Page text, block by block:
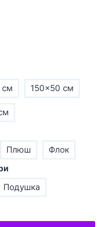
см 150x50 см
Плюш
Флок
Подушка